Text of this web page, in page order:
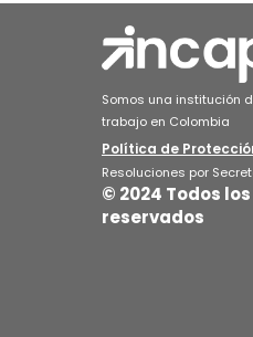
Somos una institución
trabajo en Colombia
Política de
Resoluciones por
© 2024 Todos
reservados